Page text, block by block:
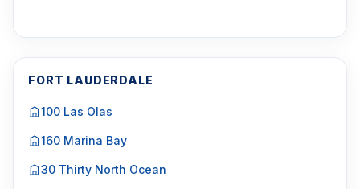
FORT LAUDERDALE
100 Las Olas
160 Marina Bay
30 Thirty North Ocean